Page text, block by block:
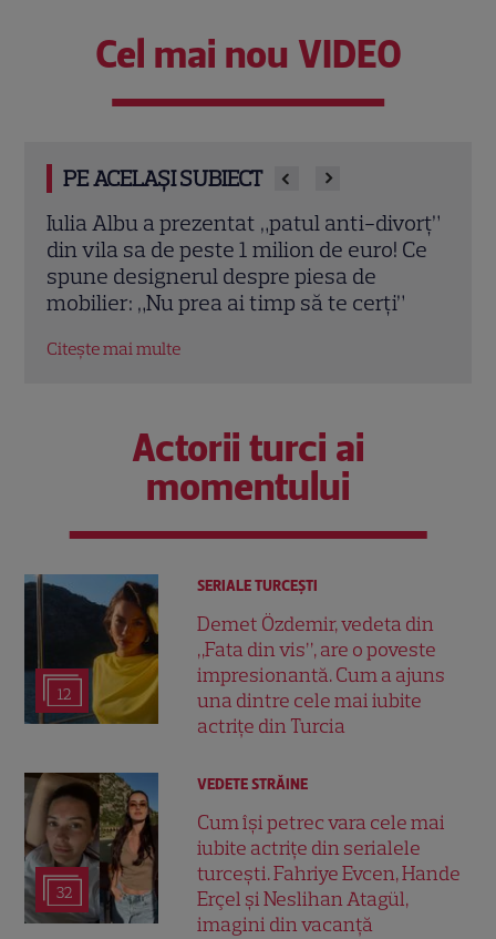
Cel mai nou VIDEO
PE ACELAȘI SUBIECT
Teo Trandafir, despre viața după ce fiica
ei, Maia, a plecat de acasă: „Legătura
dintre noi nu ne-o ia nimeni”
Citește mai multe
Actorii turci ai
momentului
12
SERIALE TURCEŞTI
Demet Özdemir, vedeta din
„Fata din vis”, are o poveste
impresionantă. Cum a ajuns
una dintre cele mai iubite
actrițe din Turcia
32
VEDETE STRĂINE
Cum își petrec vara cele mai
iubite actrițe din serialele
turcești. Fahriye Evcen, Hande
Erçel și Neslihan Atagül,
imagini din vacanță